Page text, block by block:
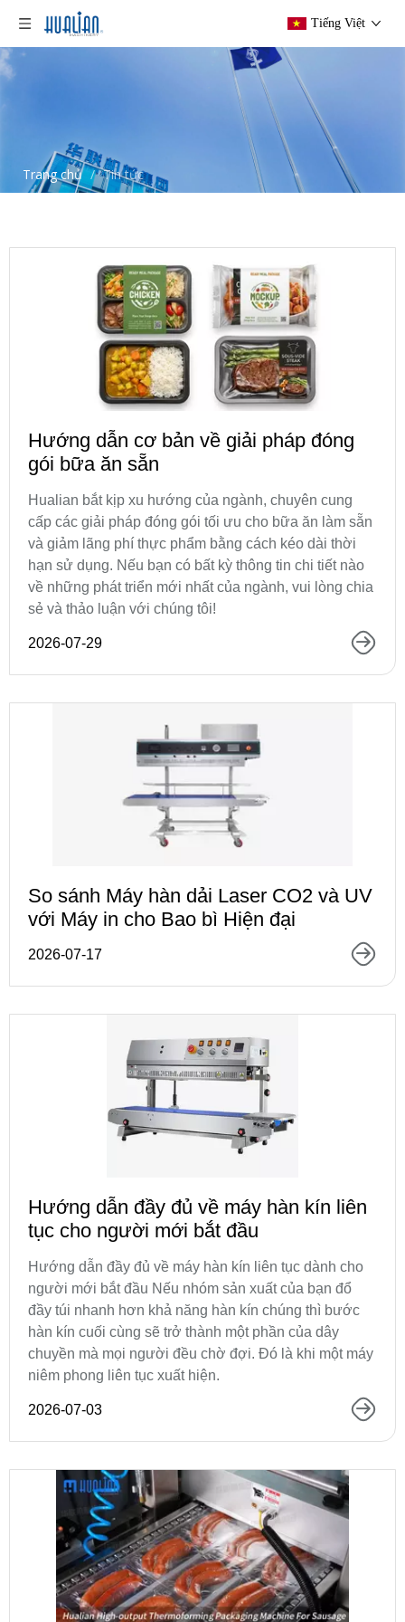
Tiếng Việt
Trang chủ / Tin tức
Hướng dẫn cơ bản về giải pháp đóng
gói bữa ăn sẵn
Hualian bắt kịp xu hướng của ngành, chuyên cung
cấp các giải pháp đóng gói tối ưu cho bữa ăn làm sẵn
và giảm lãng phí thực phẩm bằng cách kéo dài thời
hạn sử dụng. Nếu bạn có bất kỳ thông tin chi tiết nào
về những phát triển mới nhất của ngành, vui lòng chia
sẻ và thảo luận với chúng tôi!
2026-07-29
So sánh Máy hàn dải Laser CO2 và UV
với Máy in cho Bao bì Hiện đại
2026-07-17
Hướng dẫn đầy đủ về máy hàn kín liên
tục cho người mới bắt đầu
Hướng dẫn đầy đủ về máy hàn kín liên tục dành cho
người mới bắt đầu Nếu nhóm sản xuất của bạn đổ
đầy túi nhanh hơn khả năng hàn kín chúng thì bước
hàn kín cuối cùng sẽ trở thành một phần của dây
chuyền mà mọi người đều chờ đợi. Đó là khi một máy
niêm phong liên tục xuất hiện.
2026-07-03